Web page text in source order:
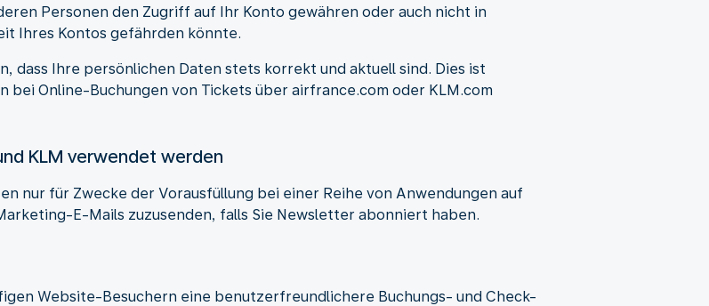
Personen den Zugriff auf Ihr Konto gewähren oder auch nicht in
Ihres Kontos gefährden könnte.
dass Ihre persönlichen Daten stets korrekt und aktuell sind. Dies ist
Online-Buchungen von Tickets über airfrance.com oder KLM.com
KLM verwendet werden
nur für Zwecke der Vorausfüllung bei einer Reihe von Anwendungen auf
E-Mails zuzusenden, falls Sie Newsletter abonniert haben.
Website-Besuchern eine benutzerfreundlichere Buchungs- und Check-